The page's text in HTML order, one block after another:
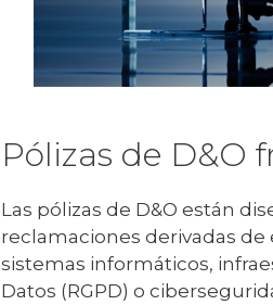
Pólizas de D&O
Las pólizas de D&O están
reclamaciones derivadas
sistemas informáticos,
Datos (RGPD) o